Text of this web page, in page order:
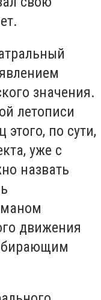
значения.
летописи
этого, по сути,
уже с
назвать
движения